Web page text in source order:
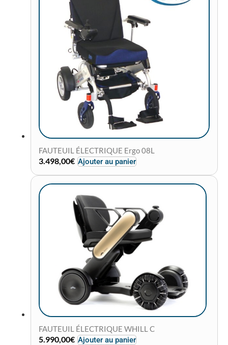
FAUTEUIL ÉLECTRIQUE Ergo 08L
3.498,00€ Ajouter au panier
FAUTEUIL ÉLECTRIQUE WHILL C
5.990,00€ Ajouter au panier